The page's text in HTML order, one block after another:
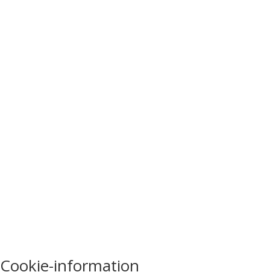
Cookie-information